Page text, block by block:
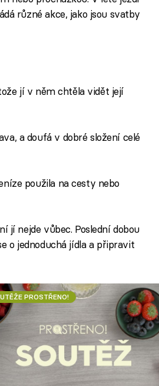
různé akce, jako jsou svatby
jí v něm chtěla vidět její
a doufá v dobré složení celé
použila na cesty nebo
jí nejde vůbec. Poslední dobou
o jednoduchá jídla a připravit
PROSTŘENO!